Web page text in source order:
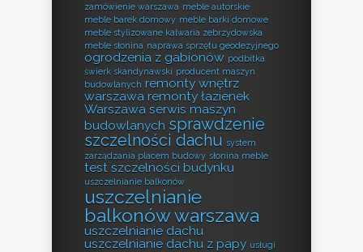
zamówienie warszawa meble autorskie
meble barek domowy meble barki domowe
meble stylizowane kalwaria zebrzydowska
meble słonina naprawa sprzętu geodezyjnego
ogrodzenia z gabionów podbitka
świerk skandynawski producent maszyn
budowlanych remonty wnętrz
warszawa remonty łazienek
Warszawa serwis maszyn
budowlanych sprawdzenie
szczelności dachu system
zarządzania placem budowy słonina meble
test szczelności budynku
uszczelnianie balkonów
uszczelnianie
balkonów warszawa
uszczelnianie dachu
uszczelnianie dachu z papy usługi